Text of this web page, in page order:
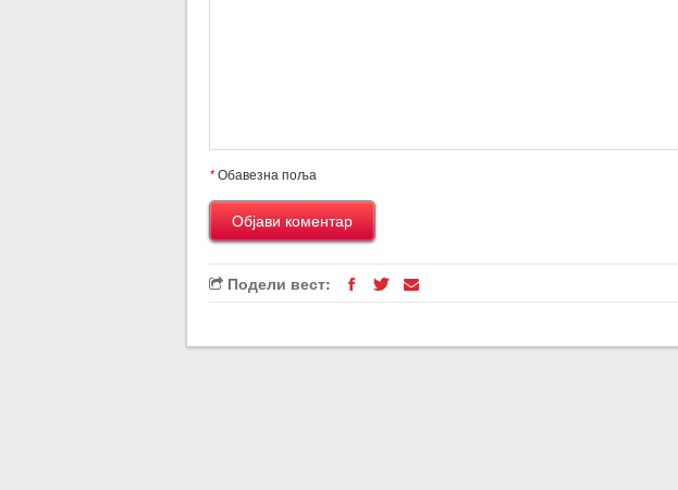
*Обавезна поља
Подели вест: